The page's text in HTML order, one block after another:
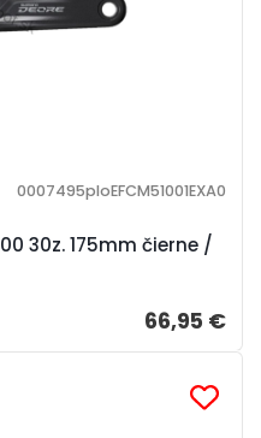
30z. 175mm čierne /
0007495ploEFCM51001EXA0
66,95 €